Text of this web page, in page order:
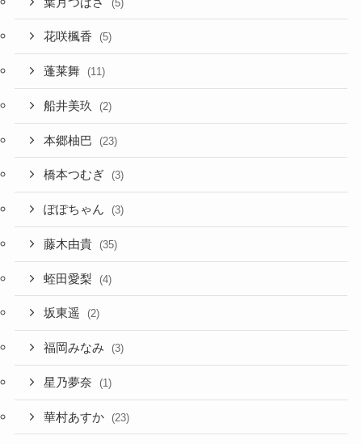
(5)
花咲楓香 (5)
蓬莱舞 (11)
船井美玖 (2)
本郷柚巴 (23)
橋本つむぎ (3)
ぽぽちゃん (3)
藤木由貴 (35)
蛭田愛梨 (4)
坂東遥 (2)
福岡みなみ (3)
星乃夢奈 (1)
華村あすか (23)